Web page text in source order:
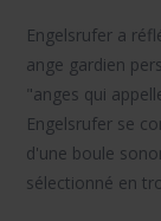
Engelsrufer a
ange gardien
"anges qui
Engelsrufer se
d'une boule
sélectionné en